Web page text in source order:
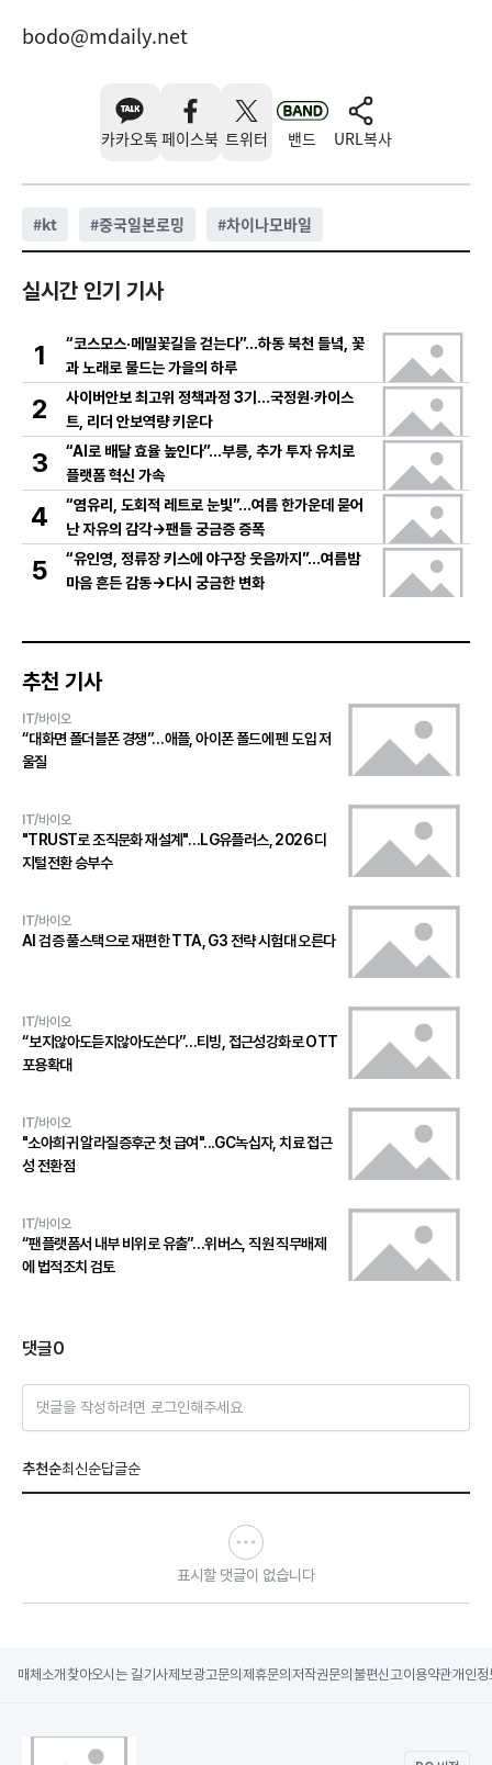
bodo@mdaily.net
카카오톡 페이스북 트위터 밴드 URL복사
#kt #중국일본로밍 #차이나모바일
실시간 인기 기사
1
“코스모스·메밀꽃길을 걷는다”…하동 북천 들녘, 꽃
과 노래로 물드는 가을의 하루
2
사이버안보 최고위 정책과정 3기…국정원·카이스
트, 리더 안보역량 키운다
3
“AI로 배달 효율 높인다”…부릉, 추가 투자 유치로
플랫폼 혁신 가속
4
“염유리, 도회적 레트로 눈빛”…여름 한가운데 묻어
난 자유의 감각→팬들 궁금증 증폭
5
“유인영, 정류장 키스에 야구장 웃음까지”…여름밤
마음 흔든 감동→다시 궁금한 변화
추천 기사
IT/바이오
“대화면 폴더블폰 경쟁”…애플, 아이폰 폴드에 펜 도입 저
울질
IT/바이오
"TRUST로 조직문화 재설계"…LG유플러스, 2026 디
지털전환 승부수
IT/바이오
AI 검증 풀스택으로 재편한 TTA, G3 전략 시험대 오른다
IT/바이오
“보지않아도듣지않아도쓴다”…티빙, 접근성강화로 OTT
포용확대
IT/바이오
"소아희귀 알라질증후군 첫 급여"...GC녹십자, 치료 접근
성 전환점
IT/바이오
“팬플랫폼서 내부 비위로 유출”…위버스, 직원 직무배제
에 법적조치 검토
댓글0
댓글을 작성하려면 로그인해주세요
추천순최신순답글순
표시할 댓글이 없습니다
매체소개 찾아오시는 길기사제보광고문의 제휴문의 저작권문의 불편신고이용약관개인정